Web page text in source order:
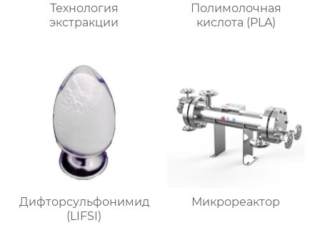
Технология
экстракции
Полимолочная
кислота (PLA)
Дифторсульфонимид
(LIFSI)
Микрореактор